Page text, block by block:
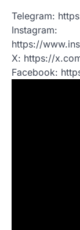
Telegram:
Instagram:
https://
X: https://
Facebook: